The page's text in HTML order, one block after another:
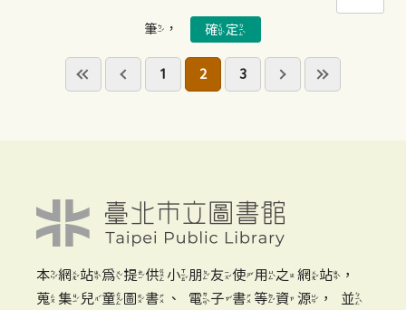
筆，
1 2 3
本網站為提供小朋友使用之網站，
蒐集兒童圖書、電子書等資源，並